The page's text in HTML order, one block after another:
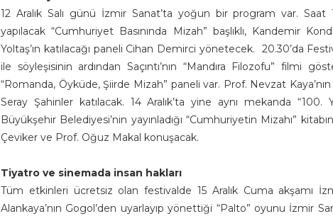
12 Aralık Salı günü İzmir Sanat’ta yoğun bir program var. Saat
yapılacak “Cumhuriyet Basınında Mizah” başlıklı, Kandemir
Yoltaş’ın katılacağı paneli Cihan Demirci yönetecek. 20.30’da
ile söyleşisinin ardından Saçıntı’nın “Mandıra Filozofu” filmi
“Romanda, Öyküde, Şiirde Mizah” paneli var. Prof. Nevzat
Seray Şahinler katılacak. 14 Aralık’ta yine aynı mekanda
Büyükşehir Belediyesi’nin yayınladığı “Cumhuriyetin Mizahı”
Çeviker ve Prof. Oğuz Makal konuşacak.
Tiyatro ve sinemada insan hakları
Tüm etkinleri ücretsiz olan festivalde 15 Aralık Cuma akşamı
Alankaya’nın Gogol’den uyarlayıp yönettiği “Palto” oyunu İzmir